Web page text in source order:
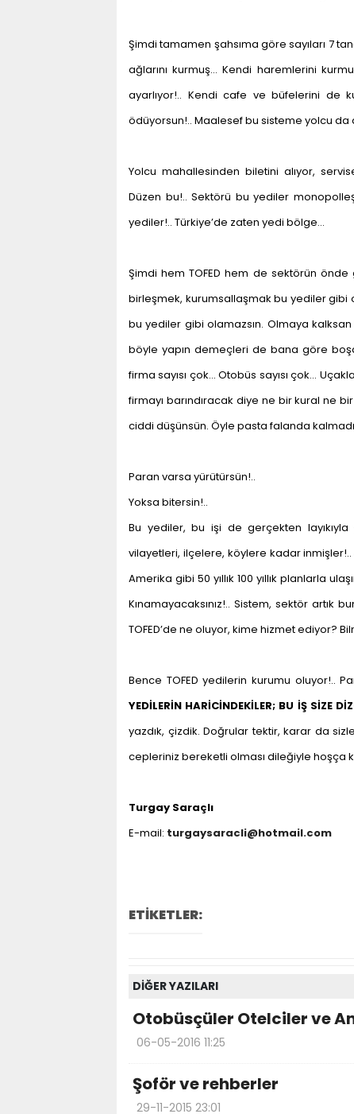
Şimdi tamamen şahsıma göre sayıları 7
ağlarını kurmuş… Kendi haremlerini
ayarlıyor!.. Kendi cafe ve büfelerini de
ödüyorsun!.. Maalesef bu sisteme yolcu da
Yolcu mahallesinden biletini alıyor,
Düzen bu!.. Sektörü bu yediler
yediler!.. Türkiye’de zaten yedi bölge…
Şimdi hem TOFED hem de sektörün
birleşmek, kurumsallaşmak bu yediler gibi
bu yediler gibi olamazsın. Olmaya kalksan
böyle yapın demeçleri de bana göre
firma sayısı çok… Otobüs sayısı çok…
firmayı barındıracak diye ne bir kural ne
ciddi düşünsün. Öyle pasta falanda
Paran varsa yürütürsün!..
Yoksa bitersin!..
Bu yediler, bu işi de gerçekten layıkıyla
vilayetleri, ilçelere, köylere kadar inmişler!..
Amerika gibi 50 yıllık 100 yıllık planlarla
Kınamayacaksınız!.. Sistem, sektör artık
TOFED’de ne oluyor, kime hizmet ediyor?
Bence TOFED yedilerin kurumu oluyor!..
YEDİLERİN HARİCİNDEKİLER; BU İŞ SİZE
yazdık, çizdik. Doğrular tektir, karar da
cepleriniz bereketli olması dileğiyle hoşça
Turgay Saraçlı
E-mail: turgaysaracli@hotmail.com
ETİKETLER:
DİĞER YAZILARI
Otobüsçüler Otelciler ve
06-05-2016 11:25
Şoför ve rehberler
29-11-2015 23:01